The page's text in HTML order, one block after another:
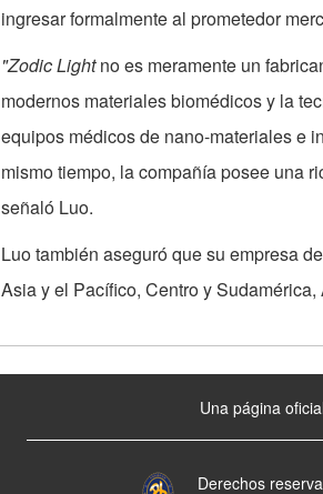
ingresar formalmente al prometedor
"Zodic Lightno es meramente un
modernos materiales biomédicos y la
equipos médicos de nano-materiales e
mismo tiempo, la compañía posee una
señaló Luo.
Luo también aseguró que su empresa
Asia y el Pacífico, Centro y
Una página
Derechos